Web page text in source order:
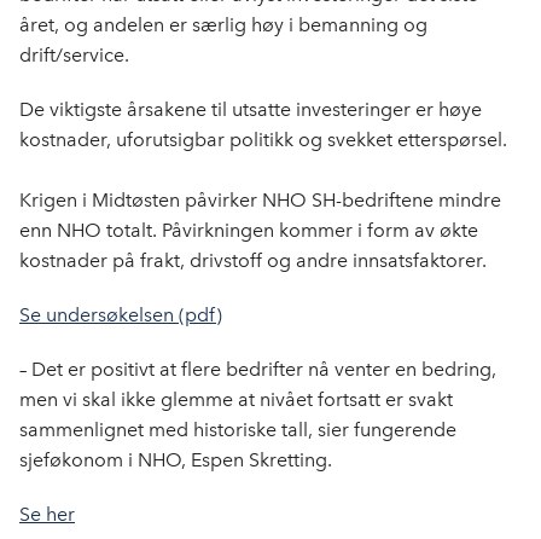
året, og andelen er særlig høy i bemanning og
drift/service.
De viktigste årsakene til utsatte investeringer er høye
kostnader, uforutsigbar politikk og svekket etterspørsel.
Krigen i Midtøsten påvirker NHO SH-bedriftene mindre
enn NHO totalt. Påvirkningen kommer i form av økte
kostnader på frakt, drivstoff og andre innsatsfaktorer.
Se undersøkelsen (pdf)
– Det er positivt at flere bedrifter nå venter en bedring,
men vi skal ikke glemme at nivået fortsatt er svakt
sammenlignet med historiske tall, sier fungerende
sjeføkonom i NHO, Espen Skretting.
Se her